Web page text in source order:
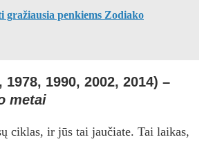
gražiausia penkiems Zodiako
1990, 2002, 2014) –
metai
ciklas, ir jūs tai jaučiate. Tai laikas,